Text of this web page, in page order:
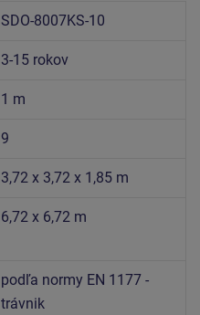
SDO-8007KS-10
3-15 rokov
1 m
9
3,72 x 3,72 x 1,85 m
6,72 x 6,72 m
podľa normy EN 1177 -
trávnik